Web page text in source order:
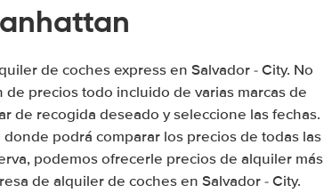
de coches express en Salvador - City. No
precios todo incluido de varias marcas de
de recogida deseado y seleccione las fechas.
podrá comparar los precios de todas las
podemos ofrecerle precios de alquiler más
de alquiler de coches en Salvador - City.